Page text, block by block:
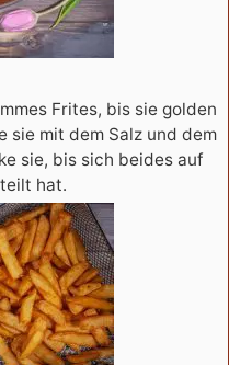
Frites, bis sie golden
sie mit dem Salz und dem
sie, bis sich beides auf
hat.